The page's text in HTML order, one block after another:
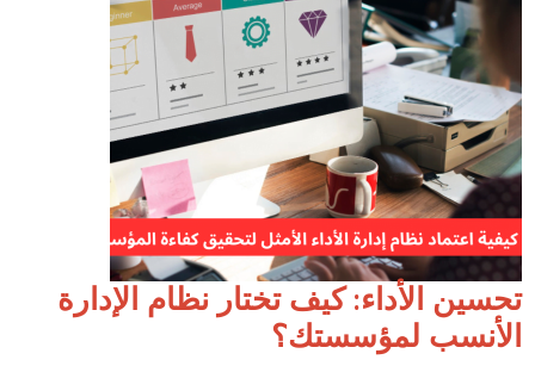
تحسين الأداء: كيف تختار نظام الإدارة
الأنسب لمؤسستك؟